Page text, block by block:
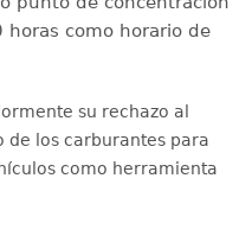
horas como horario de
su rechazo al
de los carburantes para
como herramienta